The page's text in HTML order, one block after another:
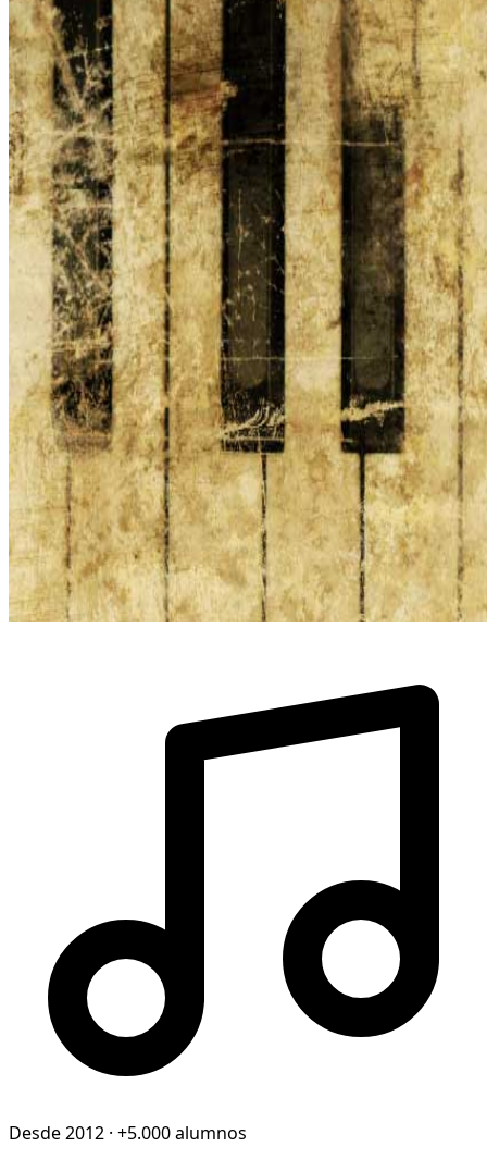
Desde 2012 · +5.000 alumnos